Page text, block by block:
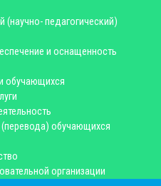
(научно- педагогический)
и оснащенность
обучающихся
обучающихся
организации